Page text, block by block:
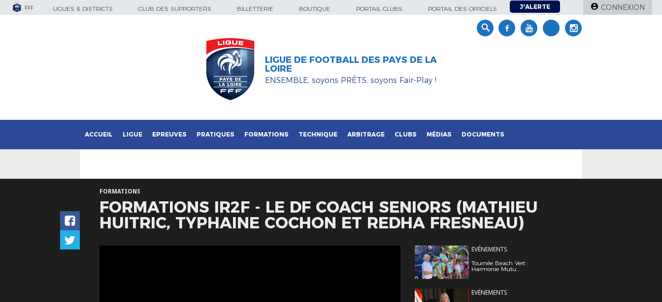
FFF LIGUES & DISTRICTS CLUB DES SUPPORTERS BILLETTERIE BOUTIQUE PORTAIL CLUBS PORTAIL DES OFFICIELS J'ALERTE CONNEXION
LIGUE DE FOOTBALL DES PAYS DE LA
LOIRE
ENSEMBLE, soyons PRÊTS, soyons Fair-Play !
ACCUEIL LIGUE EPREUVES PRATIQUES FORMATIONS TECHNIQUE ARBITRAGE CLUBS MÉDIAS DOCUMENTS
FORMATIONS
FORMATIONS IR2F - LE DF COACH SENIORS (MATHIEU
HUITRIC, TYPHAINE COCHON ET REDHA FRESNEAU)
EVÉNEMENTS
Tournée Beach Vert :
Harmonie Mutu...
EVÉNEMENTS